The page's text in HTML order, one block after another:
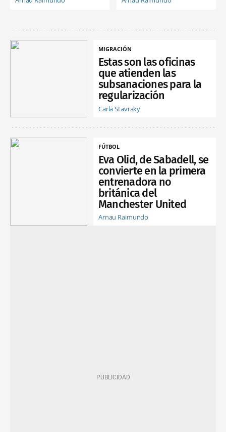
MIGRACIÓN
Estas son las oficinas
que atienden las
subsanaciones para la
regularización
Carla Stavraky
FÚTBOL
Eva Olid, de Sabadell, se
convierte en la primera
entrenadora no
británica del
Manchester United
Arnau Raimundo